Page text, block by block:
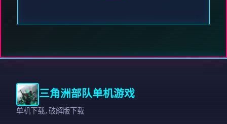
三角洲部队单机游戏
单机下载,破解版下载